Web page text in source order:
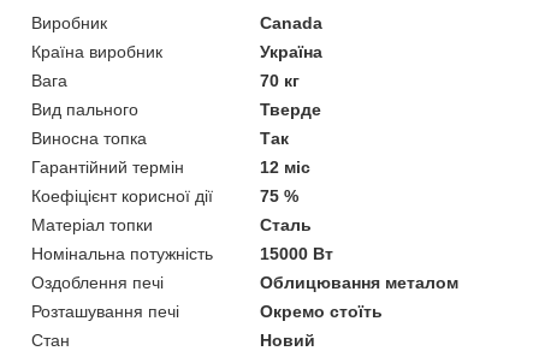
Виробник
Canada
Країна виробник
Україна
Вага
70 кг
Вид пального
Тверде
Виносна топка
Так
Гарантійний термін
12 міс
Коефіцієнт корисної дії
75 %
Матеріал топки
Сталь
Номінальна потужність
15000 Вт
Оздоблення печі
Облицювання металом
Розташування печі
Окремо стоїть
Стан
Новий